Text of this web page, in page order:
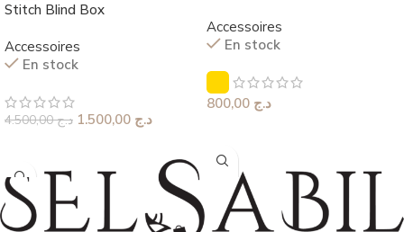
Stitch Blind Box
Accessoires
En stock
د.ج4.500,00 د.ج
Accessoires
En stock
د.ج